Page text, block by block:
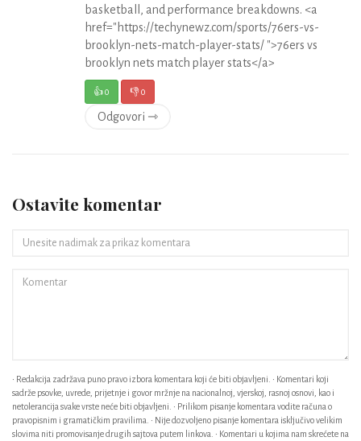
basketball, and performance breakdowns. <a
href="https://techynewz.com/sports/76ers-vs-
brooklyn-nets-match-player-stats/ ">76ers vs
brooklyn nets match player stats</a>
👍0 👎0
Odgovori ⇾
Ostavite komentar
• Redakcija zadržava puno pravo izbora komentara koji će biti objavljeni. • Komentari koji
sadrže psovke, uvrede, prijetnje i govor mržnje na nacionalnoj, vjerskoj, rasnoj osnovi, kao i
netolerancija svake vrste neće biti objavljeni. • Prilikom pisanje komentara vodite računa o
pravopisnim i gramatičkim pravilima. • Nije dozvoljeno pisanje komentara isključivo velikim
slovima niti promovisanje drugih sajtova putem linkova. • Komentari u kojima nam skrećete na